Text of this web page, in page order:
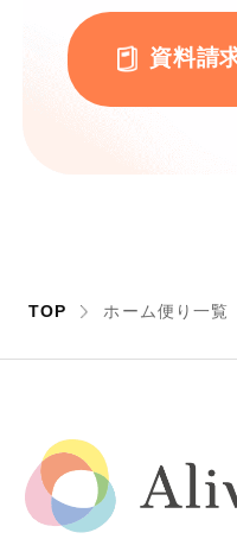
資料請
TOP ホーム便り一覧